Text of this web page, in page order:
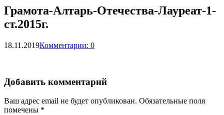
Грамота-Алтарь-Отечества-Лауреат-1-
ст.2015г.
18.11.2019Комментарии: 0
Добавить комментарий
Ваш адрес email не будет опубликован. Обязательные поля
помечены *